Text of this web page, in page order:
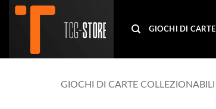
Salta
GIOCHI DI CARTE
GIOCHI DI CARTE COLLEZIONABILI